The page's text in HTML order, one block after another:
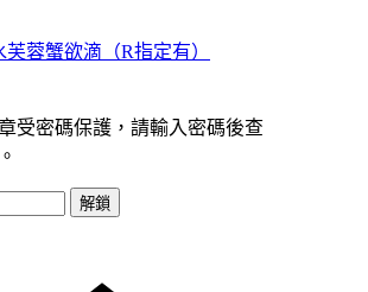
蓉蟹欲滴（R指定有）
受密碼保護，請輸入密碼後查
解鎖